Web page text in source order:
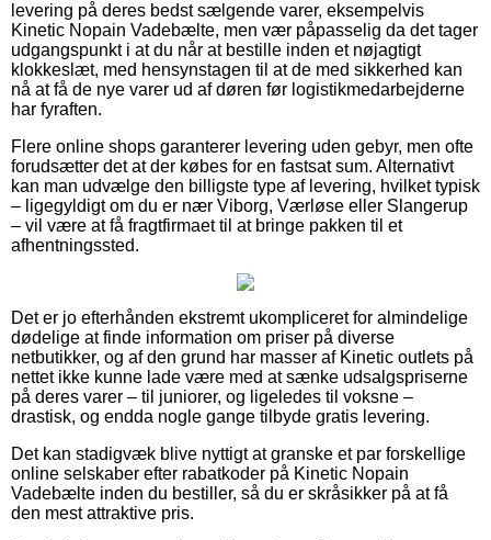
levering på deres bedst sælgende varer, eksempelvis
Kinetic Nopain Vadebælte, men vær påpasselig da det tager
udgangspunkt i at du når at bestille inden et nøjagtigt
klokkeslæt, med hensynstagen til at de med sikkerhed kan
nå at få de nye varer ud af døren før logistikmedarbejderne
har fyraften.
Flere online shops garanterer levering uden gebyr, men ofte
forudsætter det at der købes for en fastsat sum. Alternativt
kan man udvælge den billigste type af levering, hvilket typisk
– ligegyldigt om du er nær Viborg, Værløse eller Slangerup
– vil være at få fragtfirmaet til at bringe pakken til et
afhentningssted.
Det er jo efterhånden ekstremt ukompliceret for almindelige
dødelige at finde information om priser på diverse
netbutikker, og af den grund har masser af Kinetic outlets på
nettet ikke kunne lade være med at sænke udsalgspriserne
på deres varer – til juniorer, og ligeledes til voksne –
drastisk, og endda nogle gange tilbyde gratis levering.
Det kan stadigvæk blive nyttigt at granske et par forskellige
online selskaber efter rabatkoder på Kinetic Nopain
Vadebælte inden du bestiller, så du er skråsikker på at få
den mest attraktive pris.